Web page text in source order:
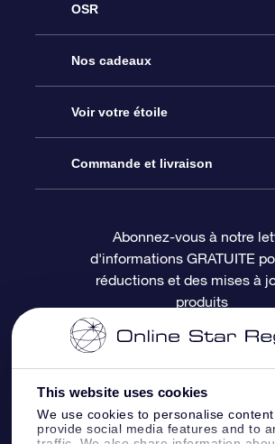
This website uses cookies
We use cookies to personalise
provide social media features and to
OSR
Service
À propos de l’OSR
Nous contacter
Questions fréquemment posées
Revues
Nos cadeaux
Cadeau d’étoile en ligne
Coffret cadeau OSR
Carte cadeau OSR
Voir votre étoile
Registre des étoiles
Page d’accueil personnalisée
Appli Voler vers les étoiles
Commande et livraison
Informations de paiement
Informations d’expédition
Politique de retour
Constellations
Abonnez-vous à notre
d'informations GRATUITE
réductions et des mises à
produits